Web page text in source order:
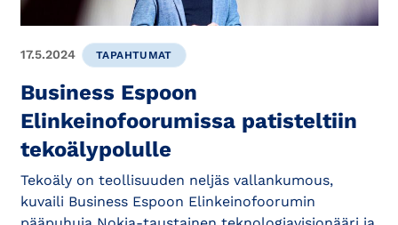
17.5.2024 TAPAHTUMAT
Business Espoon
Elinkeinofoorumissa patisteltiin
tekoälypolulle
Tekoäly on teollisuuden neljäs vallankumous,
kuvaili Business Espoon Elinkeinofoorumin